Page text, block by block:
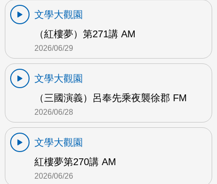
文學大觀園
（紅樓夢）第271講 AM
2026/06/29
文學大觀園
（三國演義）呂奉先乘夜襲徐郡 FM
2026/06/28
文學大觀園
紅樓夢第270講 AM
2026/06/26